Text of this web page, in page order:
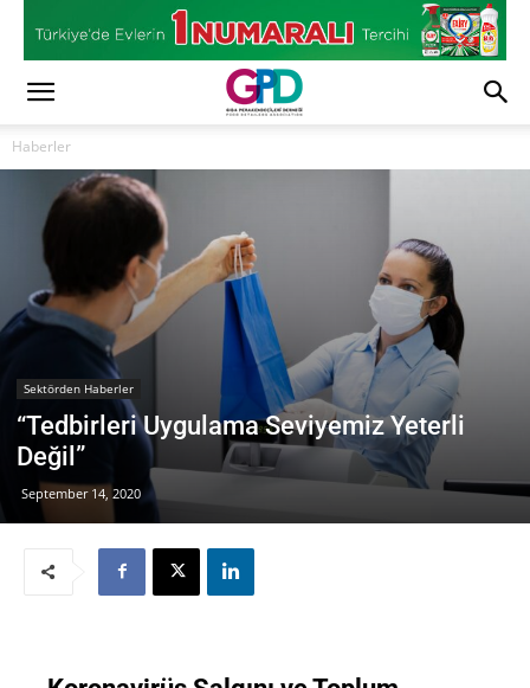
Haberler
Sektörden Haberler
“Tedbirleri Uygulama Seviyemiz Yeterli
Değil”
September 14, 2020